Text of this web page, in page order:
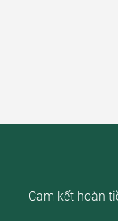
Cam kết hoàn